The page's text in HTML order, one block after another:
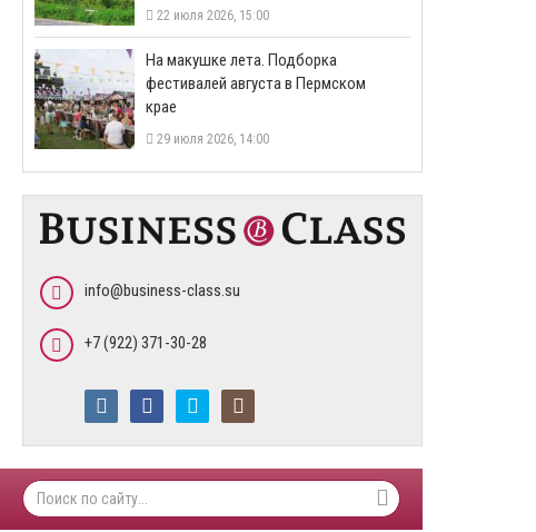
22 июля 2026, 15:00
На макушке лета. Подборка
фестивалей августа в Пермском
крае
29 июля 2026, 14:00
info@business-class.su
+7 (922) 371-30-28